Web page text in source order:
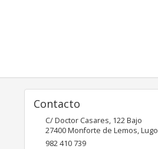
Contacto
C/ Doctor Casares, 122 Bajo
27400Monforte de Lemos,Lugo
982 410 739